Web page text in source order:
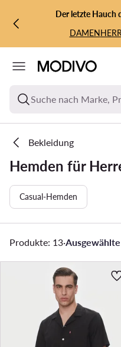
ZUM HAUPTINHALT
ZUR SUCHEDer letzte Hauch
DAMEN
Suche nach Marke,
Bekleidung
Hemden für
Casual-Hemden
Produkte: 13·